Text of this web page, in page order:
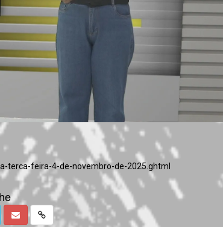
terca-feira-4-de-novembro-de-2025.ghtml